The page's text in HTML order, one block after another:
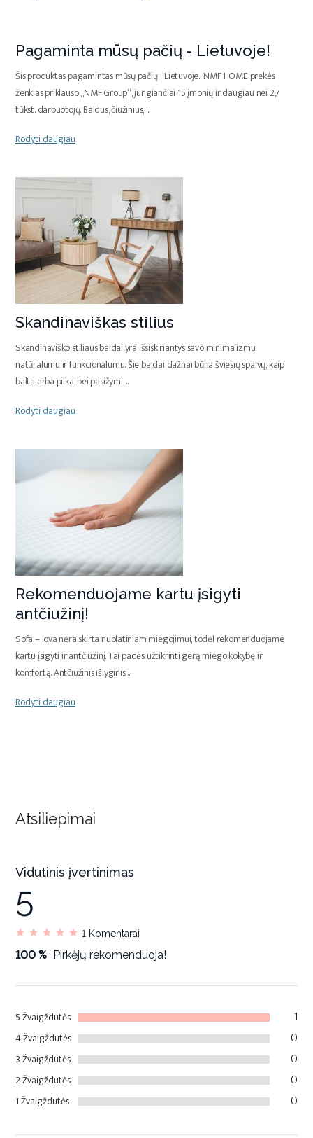
Pagaminta mūsų pačių - Lietuvoje!
Šis produktas pagamintas mūsų pačių - Lietuvoje. NMF HOME prekės
ženklas priklauso „NMF Group“, jungiančiai 15 įmonių ir daugiau nei 2,7
tūkst. darbuotojų. Baldus, čiužinius,...
Rodyti daugiau
Skandinaviškas stilius
Skandinaviško stiliaus baldai yra išsiskiriantys savo minimalizmu,
natūralumu ir funkcionalumu. Šie baldai dažnai būna šviesių spalvų, kaip
balta arba pilka, bei pasižymi ...
Rodyti daugiau
Rekomenduojame kartu įsigyti
antčiužinį!
Sofa – lova nėra skirta nuolatiniam miegojimui, todėl rekomenduojame
kartu įsigyti ir antčiužinį. Tai padės užtikrinti gerą miego kokybę ir
komfortą. Antčiužinis išlyginis...
Rodyti daugiau
Atsiliepimai
5 Žvaigždutės 1
4 Žvaigždutės 0
3 Žvaigždutės 0
2 Žvaigždutės 0
1 Žvaigždutės 0
Vidutinis įvertinimas
5
1 Komentarai
100 % Pirkėjų rekomenduoja!